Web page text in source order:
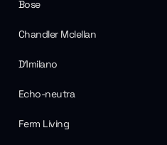
Bose
Chandler Mclellan
D1milano
Echo-neutra
Ferm Living